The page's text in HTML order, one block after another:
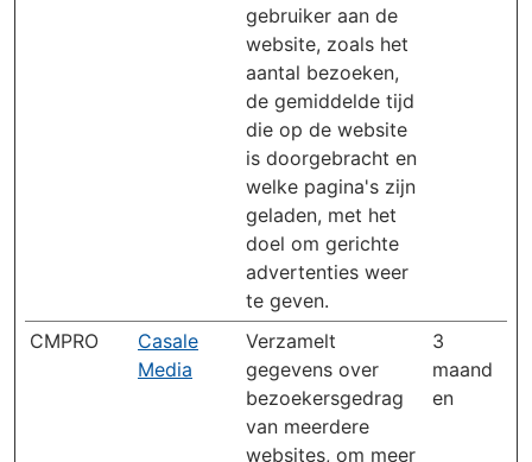
gebruiker aan de
website, zoals het
aantal bezoeken,
de gemiddelde tijd
die op de website
is doorgebracht en
welke pagina's zijn
geladen, met het
doel om gerichte
advertenties weer
te geven.
CMPRO
Casale
Media
Verzamelt
gegevens over
bezoekersgedrag
van meerdere
websites, om meer
3
maand
en